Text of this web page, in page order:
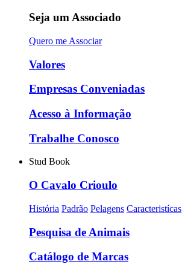
Seja um Associado
Quero me Associar
Valores
Empresas Conveniadas
Acesso à Informação
Trabalhe Conosco
Stud Book
O Cavalo Crioulo
História Padrão Pelagens Caracteristícas
Pesquisa de Animais
Catálogo de Marcas